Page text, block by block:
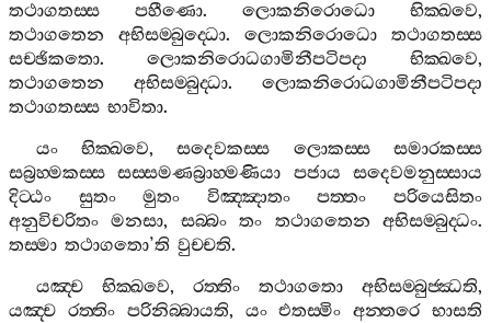
තථාගතස‍්ස
පහීණො. ලොකනිරොධො භික‍්ඛවෙ,
තථාගතෙන
අභිසම‍්බුද‍්ධො. ලොකනිරොධො
තථාගතස‍්ස
සච‍්ඡිකතො. ලොකනිරොධගාමිනීපටිපදා භික‍්ඛවෙ,
තථාගතෙන
අභිසම‍්බුද‍්ධා. ලොකනිරොධගාමිනීපටිපදා
තථාගතස‍්ස භාවිතා.
යං
භික‍්ඛවෙ,සදෙවකස‍්ස ලොකස‍්ස
සමාරකස‍්ස
සබ්‍රහ‍්මකස‍්ස සස‍්සමණබ්‍රාහ‍්මණියා පජාය
සදෙවමනුස‍්සාය
දිට‍්ඨං
සුතං මුතං විඤ‍්ඤාතං පත‍්තං
පරියෙසිතං
අනුවිචරිතං
මනසා, සබ‍්බං තං තථාගතෙන අභිසම‍්බුද‍්ධං.
තස‍්මා තථාගතො’ති වුච‍්චති.
යඤ‍්ච
භික‍්ඛවෙ, රත‍්තිං තථාගතො අභිසම‍්බුජ‍්ඣති,
යඤ‍්ච රත‍්තිං පරිනිබ‍්බායති, යං එතස‍්මිං අන‍්තරෙ භාසති